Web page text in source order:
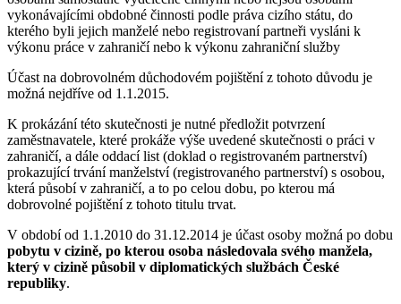
vykonávajícími obdobné činnosti podle práva cizího státu, do
kterého byli jejich manželé nebo registrovaní partneři vysláni k
výkonu práce v zahraničí nebo k výkonu zahraniční služby
Účast na dobrovolném důchodovém pojištění z tohoto důvodu je
možná nejdříve od 1.1.2015.
K prokázání této skutečnosti je nutné předložit potvrzení
zaměstnavatele, které prokáže výše uvedené skutečnosti o práci v
zahraničí, a dále oddací list (doklad o registrovaném partnerství)
prokazující trvání manželství (registrovaného partnerství) s osobou,
která působí v zahraničí, a to po celou dobu, po kterou má
dobrovolné pojištění z tohoto titulu trvat.
V období od 1.1.2010 do 31.12.2014 je účast osoby možná po dobu
pobytu v cizině, po kterou osoba následovala svého manžela,
který v cizině působil v diplomatických službách České
republiky.